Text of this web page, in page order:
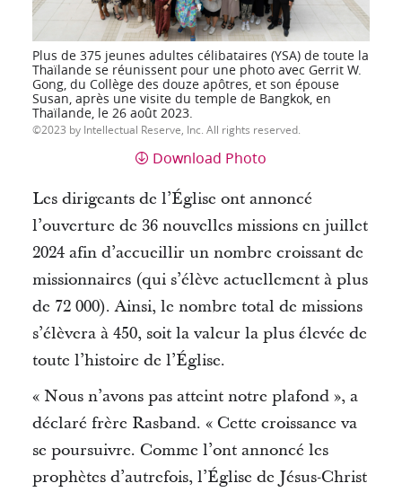
Plus de 375 jeunes adultes célibataires (YSA) de toute la
Thaïlande se réunissent pour une photo avec Gerrit W.
Gong, du Collège des douze apôtres, et son épouse
Susan, après une visite du temple de Bangkok, en
Thaïlande, le 26 août 2023.
2023 by Intellectual Reserve, Inc. All rights reserved.
Download Photo
Les dirigeants de l’Église ont annoncé
l’ouverture de 36 nouvelles missions en juillet
2024 afin d’accueillir un nombre croissant de
missionnaires (qui s’élève actuellement à plus
de 72 000). Ainsi, le nombre total de missions
s’élèvera à 450, soit la valeur la plus élevée de
toute l’histoire de l’Église.
« Nous n’avons pas atteint notre plafond », a
déclaré frère Rasband. « Cette croissance va
se poursuivre. Comme l’ont annoncé les
prophètes d’autrefois, l’Église de Jésus-Christ